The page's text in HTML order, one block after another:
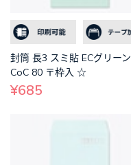
封筒 長3 スミ貼 ECグリーン
CoC 80 〒枠入 ☆
¥685